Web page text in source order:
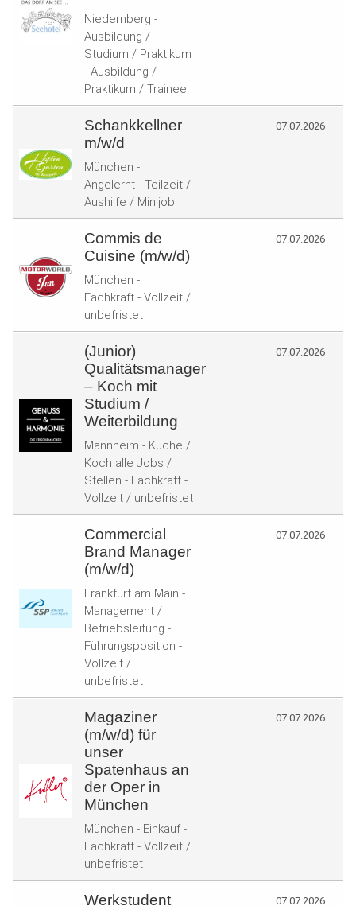
Niedernberg -
Ausbildung /
Studium / Praktikum
- Ausbildung /
Praktikum / Trainee
Schankkellner
m/w/d
München -
Angelernt - Teilzeit /
Aushilfe / Minijob
07.07.2026
Commis de
Cuisine (m/w/d)
München -
Fachkraft - Vollzeit /
unbefristet
07.07.2026
(Junior)
Qualitätsmanager
– Koch mit
Studium /
Weiterbildung
Mannheim - Küche /
Koch alle Jobs /
Stellen - Fachkraft -
Vollzeit / unbefristet
07.07.2026
Commercial
Brand Manager
(m/w/d)
Frankfurt am Main -
Management /
Betriebsleitung -
Führungsposition -
Vollzeit /
unbefristet
07.07.2026
Magaziner
(m/w/d) für
unser
Spatenhaus an
der Oper in
München
München - Einkauf -
Fachkraft - Vollzeit /
unbefristet
07.07.2026
Werkstudent 07.07.2026